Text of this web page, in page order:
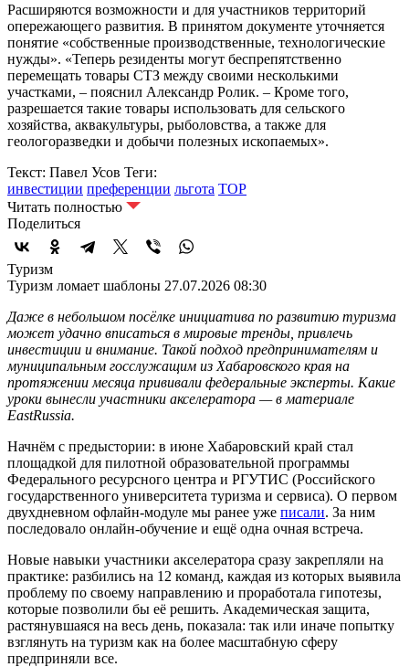
Расширяются возможности и для участников территорий
опережающего развития. В принятом документе уточняется
понятие «собственные производственные, технологические
нужды». «Теперь резиденты могут беспрепятственно
перемещать товары СТЗ между своими несколькими
участками, – пояснил Александр Ролик. – Кроме того,
разрешается такие товары использовать для сельского
хозяйства, аквакультуры, рыболовства, а также для
геологоразведки и добычи полезных ископаемых».
Текст: Павел Усов Теги:
инвестиции преференции льгота ТОР
Читать полностью
Поделиться
Туризм
Туризм ломает шаблоны 27.07.2026 08:30
Даже в небольшом посёлке инициатива по развитию туризма
может удачно вписаться в мировые тренды, привлечь
инвестиции и внимание. Такой подход предпринимателям и
муниципальным госслужащим из Хабаровского края на
протяжении месяца прививали федеральные эксперты. Какие
уроки вынесли участники акселератора — в материале
EastRussia.
Начнём с предыстории: в июне Хабаровский край стал
площадкой для пилотной образовательной программы
Федерального ресурсного центра и РГУТИС (Российского
государственного университета туризма и сервиса). О первом
двухдневном офлайн-модуле мы ранее уже писали. За ним
последовало онлайн-обучение и ещё одна очная встреча.
Новые навыки участники акселератора сразу закрепляли на
практике: разбились на 12 команд, каждая из которых выявила
проблему по своему направлению и проработала гипотезы,
которые позволили бы её решить. Академическая защита,
растянувшаяся на весь день, показала: так или иначе попытку
взглянуть на туризм как на более масштабную сферу
предприняли все.